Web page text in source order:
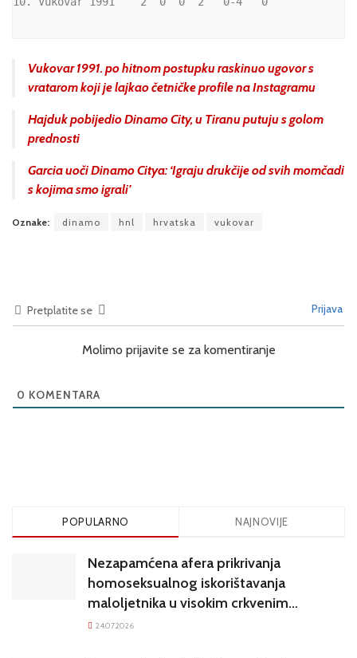
Vukovar 1991. po hitnom postupku raskinuo ugovor s
vratarom koji je lajkao četničke profile na Instagramu
Hajduk pobijedio Dinamo City, u Tiranu putuju s golom
prednosti
Garcia uoči Dinamo Citya: ‘Igraju drukčije od svih momčadi
s kojima smo igrali’
Oznake: dinamo hnl hrvatska vukovar
Pretplatite se Prijava
Molimo prijavite se za komentiranje
0 KOMENTARA
POPULARNO NAJNOVIJE
Nezapamćena afera prikrivanja
homoseksualnog iskorištavanja
maloljetnika u visokim crkvenim
krugovima potresa Hrvatsku
24.07.2026